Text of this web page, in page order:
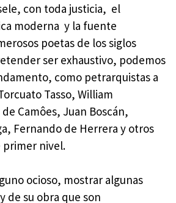
con toda justicia, el
moderna y la fuente
poetas de los siglos
ser exhaustivo, podemos
como petrarquistas a
Tasso, William
Camôes, Juan Boscán,
Fernando de Herrera y otros
primer nivel.
ocioso, mostrar algunas
de su obra que son